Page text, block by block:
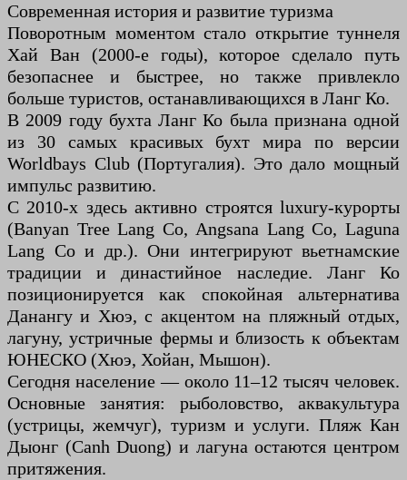
Современная история и развитие туризма
Поворотным моментом стало открытие туннеля
Хай Ван (2000-е годы), которое сделало путь
безопаснее и быстрее, но также привлекло
больше туристов, останавливающихся в Ланг Ко.
В 2009 году бухта Ланг Ко была признана одной
из 30 самых красивых бухт мира по версии
Worldbays Club (Португалия). Это дало мощный
импульс развитию.
С 2010-х здесь активно строятся luxury-курорты
(Banyan Tree Lang Co, Angsana Lang Co, Laguna
Lang Co и др.). Они интегрируют вьетнамские
традиции и династийное наследие. Ланг Ко
позиционируется как спокойная альтернатива
Данангу и Хюэ, с акцентом на пляжный отдых,
лагуну, устричные фермы и близость к объектам
ЮНЕСКО (Хюэ, Хойан, Мышон).
Сегодня население — около 11–12 тысяч человек.
Основные занятия: рыболовство, аквакультура
(устрицы, жемчуг), туризм и услуги. Пляж Кан
Дыонг (Canh Duong) и лагуна остаются центром
притяжения.